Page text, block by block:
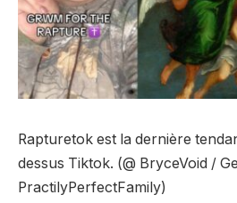
Rapturetok est la dernière
dessus Tiktok. (@ BryceVoid /
PractilyPerfectFamily)